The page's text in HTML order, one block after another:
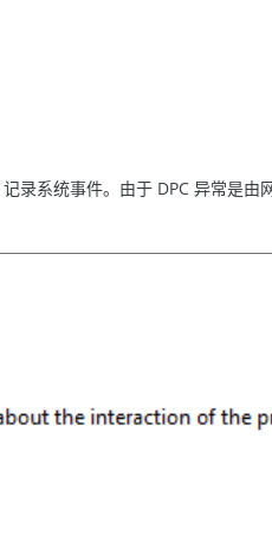
记录系统事件。由于 DPC 异常是由